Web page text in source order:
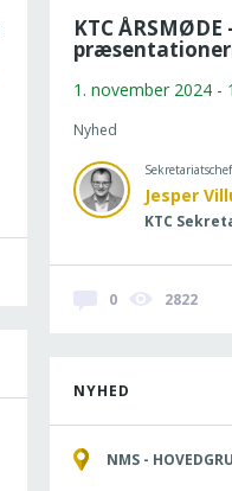
KTC ÅRSMØDE
1. november 2024 -
Nyhed
Sekretariatschef
Jesper
KTC
0 2822
NYHED
NMS -